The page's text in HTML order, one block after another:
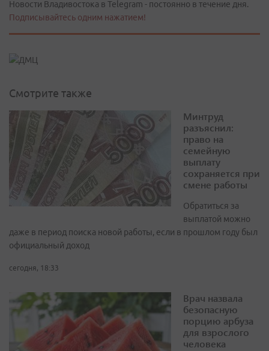
Новости Владивостока в Telegram - постоянно в течение дня.
Подписывайтесь одним нажатием!
Смотрите также
Минтруд
разъяснил:
право на
семейную
выплату
сохраняется при
смене работы
Обратиться за
выплатой можно
даже в период поиска новой работы, если в прошлом году был
официальный доход
сегодня, 18:33
Врач назвала
безопасную
порцию арбуза
для взрослого
человека